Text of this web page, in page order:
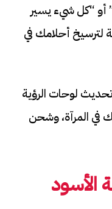
أو “كل شيء يسير
لترسيخ أحلامك في
لوحات الرؤية
في المرآة، وشحن
الأسود